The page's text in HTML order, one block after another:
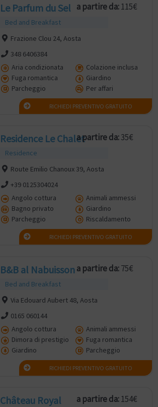
Le Parfum du Sel
Bed and Breakfast
a partire da:115€
Frazione Clou 24, Aosta
348 6406384
Aria condizionata
Colazione inclusa
Fuga romantica
Giardino
Parcheggio
Per affari
RICHIEDI PREVENTIVO GRATUITO
Residence Le Chalet
Residence
a partire da:35€
Route Emilio Chanoux 39, Aosta
+39 0125304024​
Angolo cottura
Animali ammessi
Bagno privato
Giardino
Parcheggio
Riscaldamento
RICHIEDI PREVENTIVO GRATUITO
B&B al Nabuisson
Bed and Breakfast
a partire da:75€
Via Edouard Aubert 48, Aosta
0165 060144
Angolo cottura
Animali ammessi
Dimora di prestigio
Fuga romantica
Giardino
Parcheggio
RICHIEDI PREVENTIVO GRATUITO
Château Royal a partire da:154€